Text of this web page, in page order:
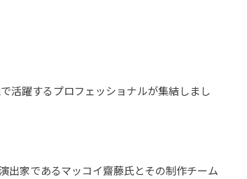
活躍するプロフェッショナルが集結しまし
出家であるマッコイ齋藤氏とその制作チーム